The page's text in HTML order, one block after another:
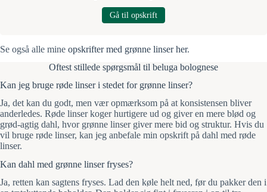
Gå til opskrift
Se også alle mine opskrifter med grønne linser her.
Oftest stillede spørgsmål til beluga bolognese
Kan jeg bruge røde linser i stedet for grønne linser?
Ja, det kan du godt, men vær opmærksom på at konsistensen bliver
anderledes. Røde linser koger hurtigere ud og giver en mere blød og
grød-agtig dahl, hvor grønne linser giver mere bid og struktur. Hvis du
vil bruge røde linser, kan jeg anbefale min opskrift på dahl med røde
linser.
Kan dahl med grønne linser fryses?
Ja, retten kan sagtens fryses. Lad den køle helt ned, før du pakker den i